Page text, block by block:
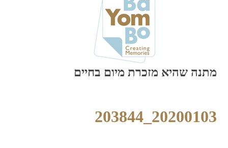
מתנה שהיא מזכרת מיום בחיים
20200103_203844